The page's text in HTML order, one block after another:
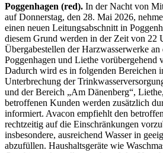
Poggenhagen (red). In der Nacht von
auf Donnerstag, den 28. Mai 2026,
einen neuen Leitungsabschnitt in
diesem Grund werden in der Zeit von 22
Übergabestellen der Harzwasserwerke
Poggenhagen und Liethe vorübergehend
Dadurch wird es in folgenden Bereichen
Unterbrechung der
und der Bereich „Am Dänenberg“,
betroffenen Kunden werden zusätzlich
informiert. Avacon empfiehlt den
rechtzeitig auf die Einschränkungen
insbesondere, ausreichend Wasser in
abzufüllen. Haushaltsgeräte wie